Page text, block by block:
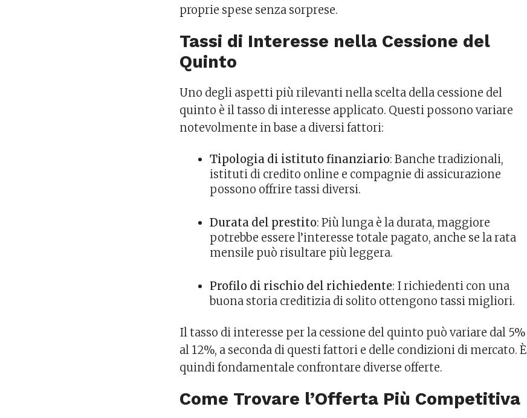
proprie spese senza sorprese.
Tassi di Interesse nella Cessione del
Quinto
Uno degli aspetti più rilevanti nella scelta della cessione del
quinto è il tasso di interesse applicato. Questi possono variare
notevolmente in base a diversi fattori:
Tipologia di istituto finanziario: Banche tradizionali,
istituti di credito online e compagnie di assicurazione
possono offrire tassi diversi.
Durata del prestito: Più lunga è la durata, maggiore
potrebbe essere l’interesse totale pagato, anche se la rata
mensile può risultare più leggera.
Profilo di rischio del richiedente: I richiedenti con una
buona storia creditizia di solito ottengono tassi migliori.
Il tasso di interesse per la cessione del quinto può variare dal 5%
al 12%, a seconda di questi fattori e delle condizioni di mercato. È
quindi fondamentale confrontare diverse offerte.
Come Trovare l’Offerta Più Competitiva